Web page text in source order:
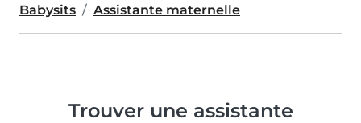
Babysits Assistante maternelle
Trouver une assistante